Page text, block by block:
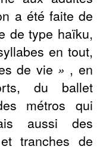
a été faite de
de type haïku,
en tout,
de vie » , en
du ballet
métros qui
aussi des
tranches de